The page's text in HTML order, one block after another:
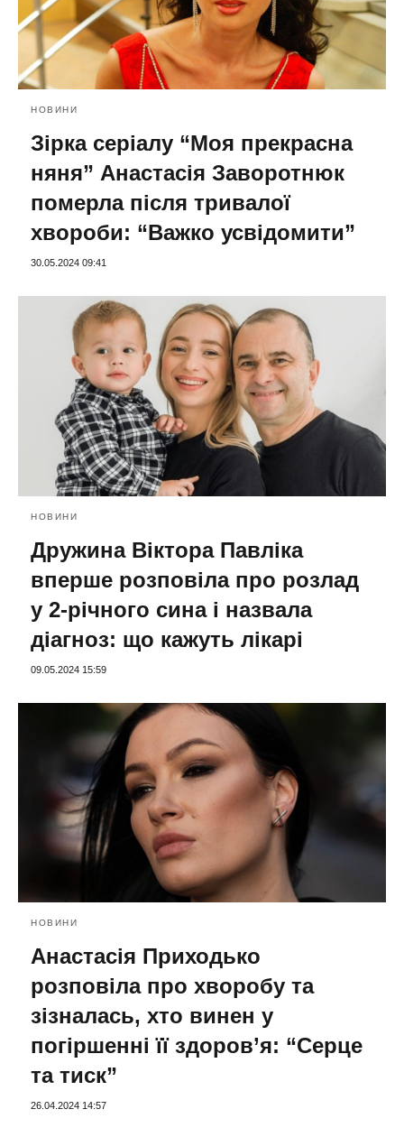
НОВИНИ
Зірка серіалу “Моя прекрасна
няня” Анастасія Заворотнюк
померла після тривалої
хвороби: “Важко усвідомити”
30.05.2024 09:41
НОВИНИ
Дружина Віктора Павліка
вперше розповіла про розлад
у 2-річного сина і назвала
діагноз: що кажуть лікарі
09.05.2024 15:59
НОВИНИ
Анастасія Приходько
розповіла про хворобу та
зізналась, хто винен у
погіршенні її здоров’я: “Серце
та тиск”
26.04.2024 14:57